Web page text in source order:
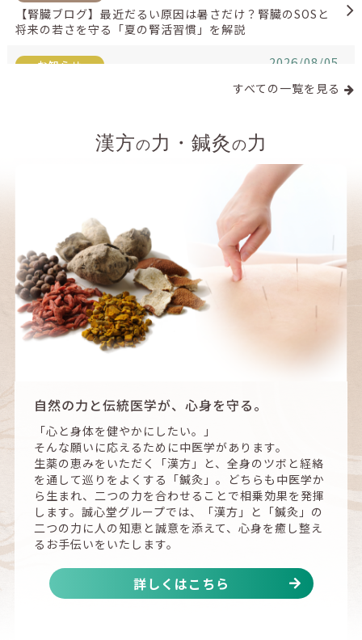
【腎臓ブログ】最近だるい原因は暑さだけ？腎臓のSOSと
将来の若さを守る「夏の腎活習慣」を解説
2026/08/05
【NEWS】イスクラ産業株式会社主催イベントに相談員と
【NEWS】小太郎漢方製薬 美川工場を見学しました
2026/08/04
【NEWS】誠心堂グループ独自の「三焦調整法」に新メニ
ューを追加 ゴッドクリーナーを組み合わせた養生コース
を9月1日より提供開始
2026/08/01
【お客様の声】【動画】第一子妊活インタビュー｜「続け
てよかった」40代で授かれた漢方で起きた変化
【セミナー】10/31（土）「漢方で腎臓ケア。疲れ・血
圧・むくみに悩む50代からの選択」（Zoom）
2026/07/29
【執筆実績】全国鍼灸マッサージ協会NEWS、コラム掲
載 中医学と体の不調「負けない体」花粉症は一年を通し
て整える
2026/07/29
すべての一覧を見る
漢方の力・鍼灸の力
自然の力と伝統医学が、心身を守る。
「心と身体を健やかにしたい。」
そんな願いに応えるために中医学があります。
生薬の恵みをいただく「漢方」と、全身のツボと経絡
を通して巡りをよくする「鍼灸」。どちらも中医学か
ら生まれ、二つの力を合わせることで相乗効果を発揮
します。誠心堂グループでは、「漢方」と「鍼灸」の
二つの力に人の知恵と誠意を添えて、心身を癒し整え
るお手伝いをいたします。
詳しくはこちら